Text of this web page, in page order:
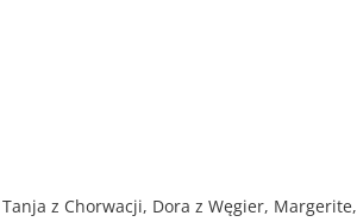
z Chorwacji, Dora z Węgier, Margerite,